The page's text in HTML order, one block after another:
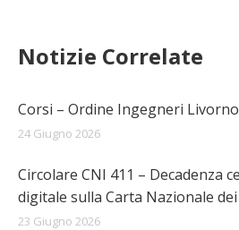
Notizie Correlate
Corsi – Ordine Ingegneri Livorno
24 Giugno 2026
Circolare CNI 411 – Decadenza
digitale sulla Carta Nazionale
23 Giugno 2026